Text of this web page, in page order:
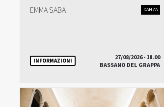
EMMA SABA DANZA
INFORMAZIONI
27/08/2026 - 18.00
BASSANO DEL GRAPPA